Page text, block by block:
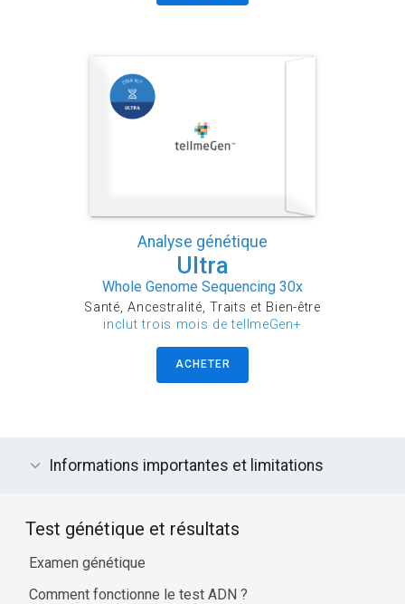
Analyse génétique
Ultra
Whole Genome Sequencing 30x
Santé, Ancestralité, Traits et Bien-être
inclut trois mois de tellmeGen+
ACHETER
Informations importantes et limitations
Test génétique et résultats
Examen génétique
Comment fonctionne le test ADN ?